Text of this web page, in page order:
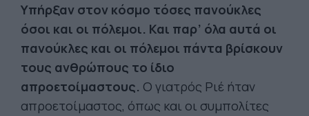
Υπήρξαν στον κόσμο τόσες πανούκλες
όσοι και οι πόλεμοι. Και παρ’ όλα αυτά οι
πανούκλες και οι πόλεμοι πάντα βρίσκουν
τους ανθρώπους το ίδιο
απροετοίμαστους. Ο γιατρός Ριέ ήταν
απροετοίμαστος, όπως και οι συμπολίτες